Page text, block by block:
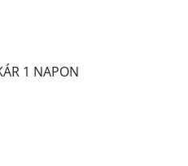
1 NAPON